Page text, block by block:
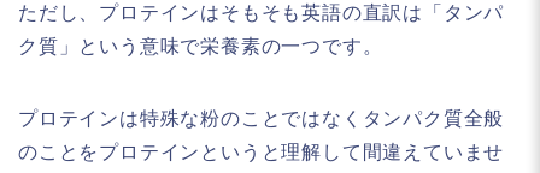
ただし、プロテインはそもそも英語の直訳は「タンパ
ク質」という意味で栄養素の一つです。
プロテインは特殊な粉のことではなくタンパク質全般
のことをプロテインというと理解して間違えていませ